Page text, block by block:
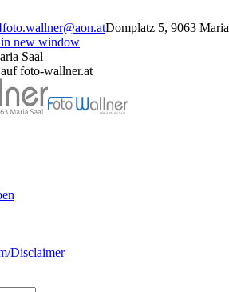
foto.wallner@aon.atDomplatz 5, 9063
in new window
Saal
foto-wallner.at
Disclaimer